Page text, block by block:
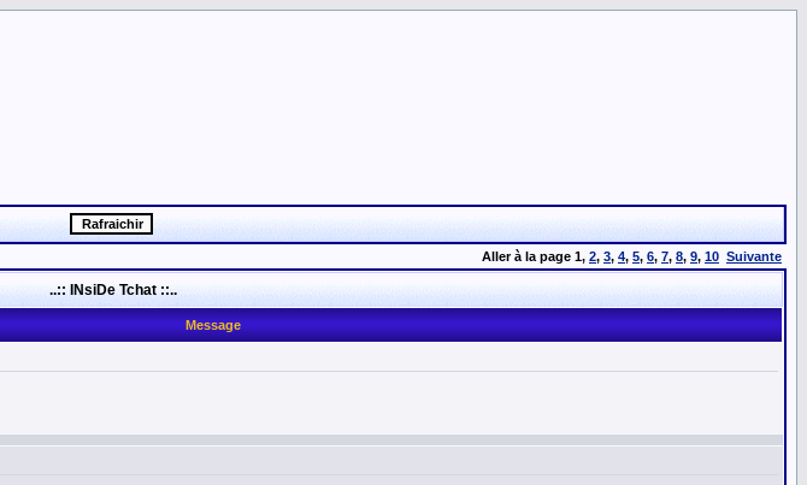
Aller à la page 1, 2, 3, 4, 5, 6, 7, 8, 9, 10 Suivante
..:: INsiDe Tchat ::..
Message